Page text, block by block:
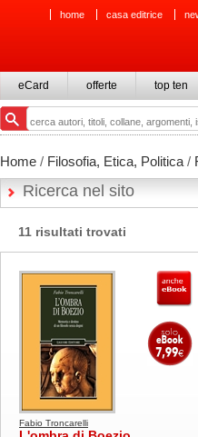
home casa editrice
eCard offerte top ten
Home / Filosofia, Etica, Politica /
Ricerca nel sito
11 risultati trovati
Fabio Troncarelli